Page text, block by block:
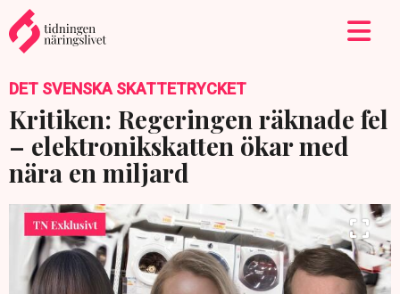
DET SVENSKA SKATTETRYCKET
Kritiken: Regeringen räknade fel
– elektronikskatten ökar med
nära en miljard